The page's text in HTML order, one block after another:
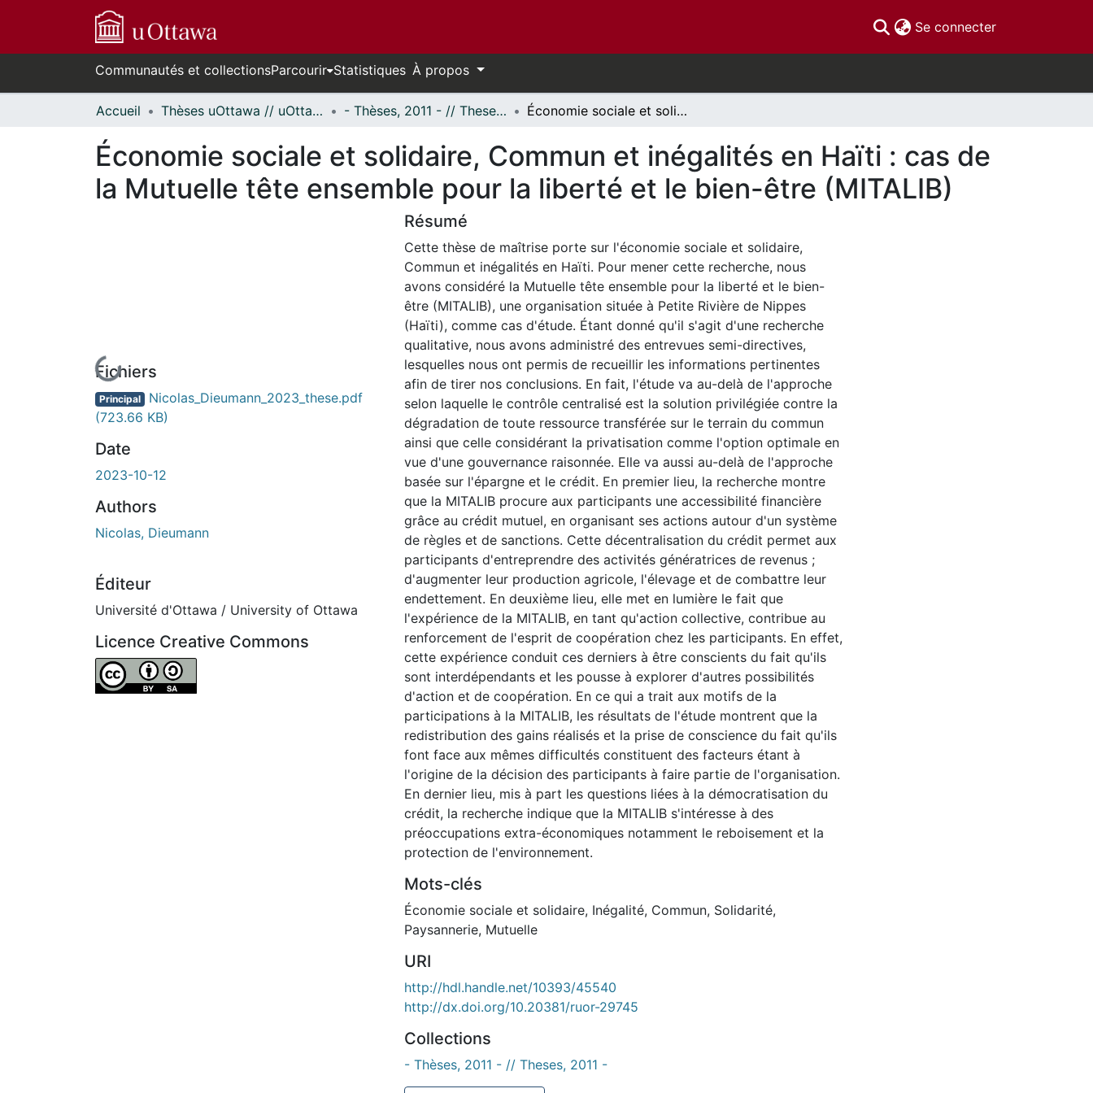
Se connecter(current)
Communautés et collectionsParcourir Statistiques À propos
Accueil Thèses uOttawa // uOttawa Theses - Thèses, 2011 - // Theses, 2011 - Économie sociale et solidaire, Commun et inégalités en Haïti : cas de la Mutuelle tête ensemble pour la liberté et le bien-être (MITALIB)
Économie sociale et solidaire, Commun et inégalités en Haïti : cas de
la Mutuelle tête ensemble pour la liberté et le bien-être (MITALIB)
En cours de chargement...
Fichiers
Principal Nicolas_Dieumann_2023_these.pdf
(723.66 KB)
Date
2023-10-12
Authors
Nicolas, Dieumann
Éditeur
Université d'Ottawa / University of Ottawa
Licence Creative Commons
Attribution-ShareAlike 4.0 International
Résumé
Cette thèse de maîtrise porte sur l'économie sociale et solidaire,
Commun et inégalités en Haïti. Pour mener cette recherche, nous
avons considéré la Mutuelle tête ensemble pour la liberté et le bien-
être (MITALIB), une organisation située à Petite Rivière de Nippes
(Haïti), comme cas d'étude. Étant donné qu'il s'agit d'une recherche
qualitative, nous avons administré des entrevues semi-directives,
lesquelles nous ont permis de recueillir les informations pertinentes
afin de tirer nos conclusions. En fait, l'étude va au-delà de l'approche
selon laquelle le contrôle centralisé est la solution privilégiée contre la
dégradation de toute ressource transférée sur le terrain du commun
ainsi que celle considérant la privatisation comme l'option optimale en
vue d'une gouvernance raisonnée. Elle va aussi au-delà de l'approche
basée sur l'épargne et le crédit. En premier lieu, la recherche montre
que la MITALIB procure aux participants une accessibilité financière
grâce au crédit mutuel, en organisant ses actions autour d'un système
de règles et de sanctions. Cette décentralisation du crédit permet aux
participants d'entreprendre des activités génératrices de revenus ;
d'augmenter leur production agricole, l'élevage et de combattre leur
endettement. En deuxième lieu, elle met en lumière le fait que
l'expérience de la MITALIB, en tant qu'action collective, contribue au
renforcement de l'esprit de coopération chez les participants. En effet,
cette expérience conduit ces derniers à être conscients du fait qu'ils
sont interdépendants et les pousse à explorer d'autres possibilités
d'action et de coopération. En ce qui a trait aux motifs de la
participations à la MITALIB, les résultats de l'étude montrent que la
redistribution des gains réalisés et la prise de conscience du fait qu'ils
font face aux mêmes difficultés constituent des facteurs étant à
l'origine de la décision des participants à faire partie de l'organisation.
En dernier lieu, mis à part les questions liées à la démocratisation du
crédit, la recherche indique que la MITALIB s'intéresse à des
préoccupations extra-économiques notamment le reboisement et la
protection de l'environnement.
Mots-clés
Économie sociale et solidaire, Inégalité, Commun, Solidarité,
Paysannerie, Mutuelle
URI
http://hdl.handle.net/10393/45540
http://dx.doi.org/10.20381/ruor-29745
Collections
- Thèses, 2011 - // Theses, 2011 -